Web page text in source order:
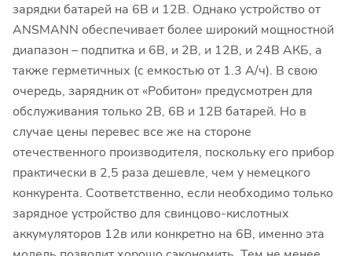
зарядки батарей на 6В и 12В. Однако устройство от
ANSMANN обеспечивает более широкий мощностной
диапазон – подпитка и 6В, и 2В, и 12В, и 24В АКБ, а
также герметичных (с емкостью от 1.3 А/ч). В свою
очередь, зарядник от «Робитон» предусмотрен для
обслуживания только 2В, 6В и 12В батарей. Но в
случае цены перевес все же на стороне
отечественного производителя, поскольку его прибор
практически в 2,5 раза дешевле, чем у немецкого
конкурента. Соответственно, если необходимо только
зарядное устройство для свинцово-кислотных
аккумуляторов 12в или конкретно на 6В, именно эта